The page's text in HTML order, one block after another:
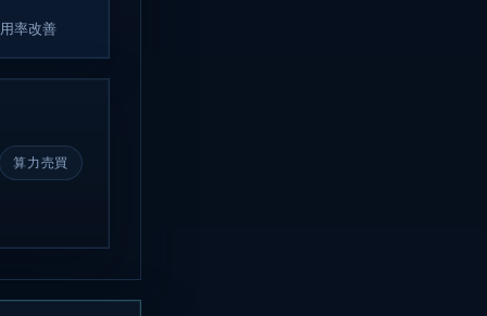
率改善
算力売買